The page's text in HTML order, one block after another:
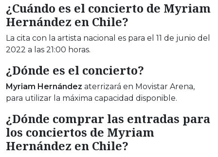
¿Cuándo es el concierto de Myriam
Hernández en Chile?
La cita con la artista nacional es para el 11 de junio del
2022 a las 21:00 horas.
¿Dónde es el concierto?
Myriam Hernández aterrizará en Movistar Arena,
para utilizar la máxima capacidad disponible.
¿Dónde comprar las entradas para
los conciertos de Myriam
Hernández en Chile?